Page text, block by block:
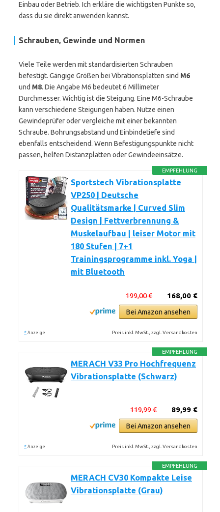
Einbau oder Betrieb. Ich erkläre die wichtigsten Punkte so,
dass du sie direkt anwenden kannst.
Schrauben, Gewinde und Normen
Viele Teile werden mit standardisierten Schrauben
befestigt. Gängige Größen bei Vibrationsplatten sind M6
und M8. Die Angabe M6 bedeutet 6 Millimeter
Durchmesser. Wichtig ist die Steigung. Eine M6-Schraube
kann verschiedene Steigungen haben. Nutze einen
Gewindeprüfer oder vergleiche mit einer bekannten
Schraube. Bohrungsabstand und Einbindetiefe sind
ebenfalls entscheidend. Wenn Befestigungspunkte nicht
passen, helfen Distanzplatten oder Gewindeeinsätze.
EMPFEHLUNG
Sportstech Vibrationsplatte
VP250 | Deutsche
Qualitätsmarke | Curved Slim
Design | Fettverbrennung &
Muskelaufbau | leiser Motor mit
180 Stufen | 7+1
Trainingsprogramme inkl. Yoga |
mit Bluetooth
168,00 €
199,00 €
Bei Amazon ansehen
* Anzeige Preis inkl. MwSt., zzgl. Versandkosten
EMPFEHLUNG
MERACH V33 Pro Hochfrequenz
Vibrationsplatte (Schwarz)
89,99 €
119,99 €
Bei Amazon ansehen
* Anzeige Preis inkl. MwSt., zzgl. Versandkosten
EMPFEHLUNG
MERACH CV30 Kompakte Leise
Vibrationsplatte (Grau)